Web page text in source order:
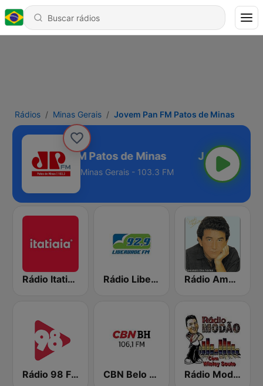
Rádios Minas Gerais Jovem Pan FM Patos de Minas
Jovem Pan FM Patos de Minas
Minas Gerais - 103.3 FM
Rádio Itatiaia FM Rádio Liberdade FM 92.9 Rádio Amado Batista
Rádio 98 FM CBN Belo Horizonte Rádio Modão